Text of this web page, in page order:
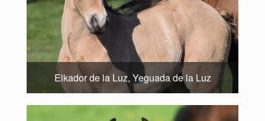
Elkador de la Luz, Yeguada de la Luz